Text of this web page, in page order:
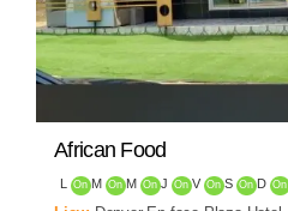
African Food
L On M On M On J On V On S On D On